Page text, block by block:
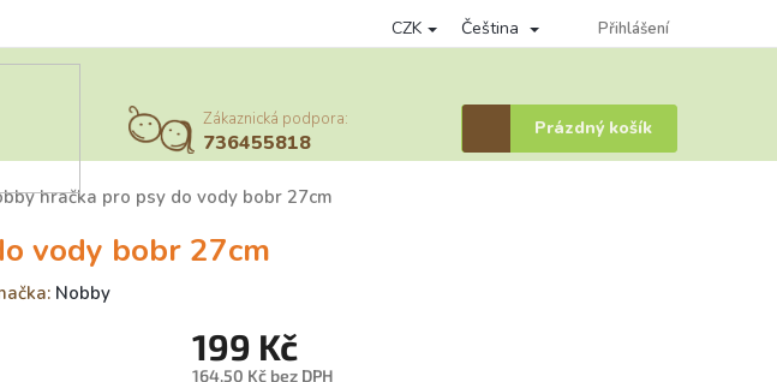
zboží a reklamace Podmínky ochrany osobních údajů Věrnostní program Provizní systém
CZK Čeština Přihlášení
Zákaznická podpora:
736455818
Nákupní
košík
Prázdný košík
hračka pro psy do vody bobr 27cm
vody bobr 27cm
Nobby
199 Kč
164,50 Kč bez DPH